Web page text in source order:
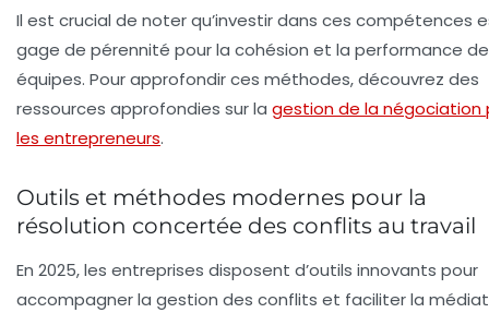
Il est crucial de noter qu’investir dans ces compétences
gage de pérennité pour la cohésion et la performance
équipes. Pour approfondir ces méthodes, découvrez des
ressources approfondies sur la gestion de la négociation
les entrepreneurs.
Outils et méthodes modernes pour la
résolution concertée des conflits au travail
En 2025, les entreprises disposent d’outils innovants pour
accompagner la gestion des conflits et faciliter la